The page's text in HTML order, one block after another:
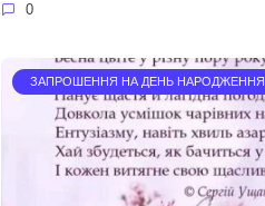
0
ЗАПРОШЕННЯ НА ДЕНЬ НАРОДЖЕННЯ